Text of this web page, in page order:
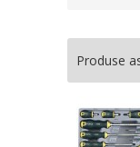
Produse